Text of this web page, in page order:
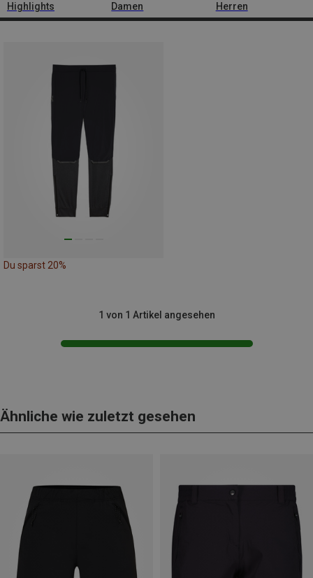
Highlights Damen Herren
Du sparst 20%
1 von 1 Artikel angesehen
Ähnliche wie zuletzt gesehen